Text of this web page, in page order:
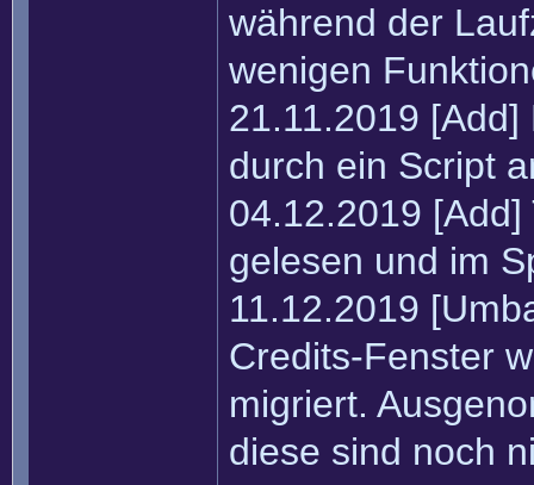
während der
wenigen
21.11.2019
durch ein Script
04.12.2019
gelesen und im
11.12.2019
Credits-Fenster
migriert.
diese sind noch